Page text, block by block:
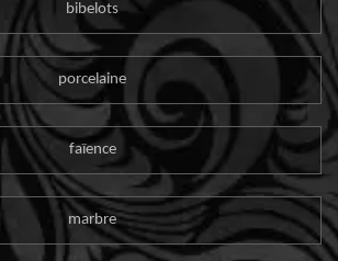
bibelots
porcelaine
faïence
marbre